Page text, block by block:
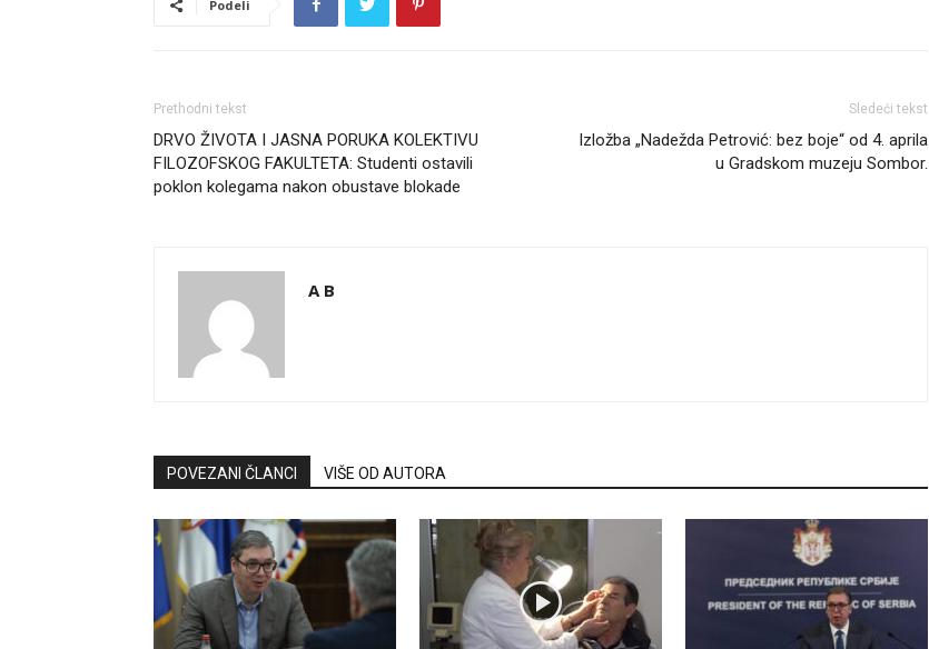
Podeli
Prethodni tekst
DRVO ŽIVOTA I JASNA PORUKA KOLEKTIVU
FILOZOFSKOG FAKULTETA: Studenti ostavili
poklon kolegama nakon obustave blokade
Sledeći tekst
Izložba „Nadežda Petrović: bez boje“ od 4. aprila
u Gradskom muzeju Sombor.
A B
POVEZANI ČLANCI VIŠE OD AUTORA